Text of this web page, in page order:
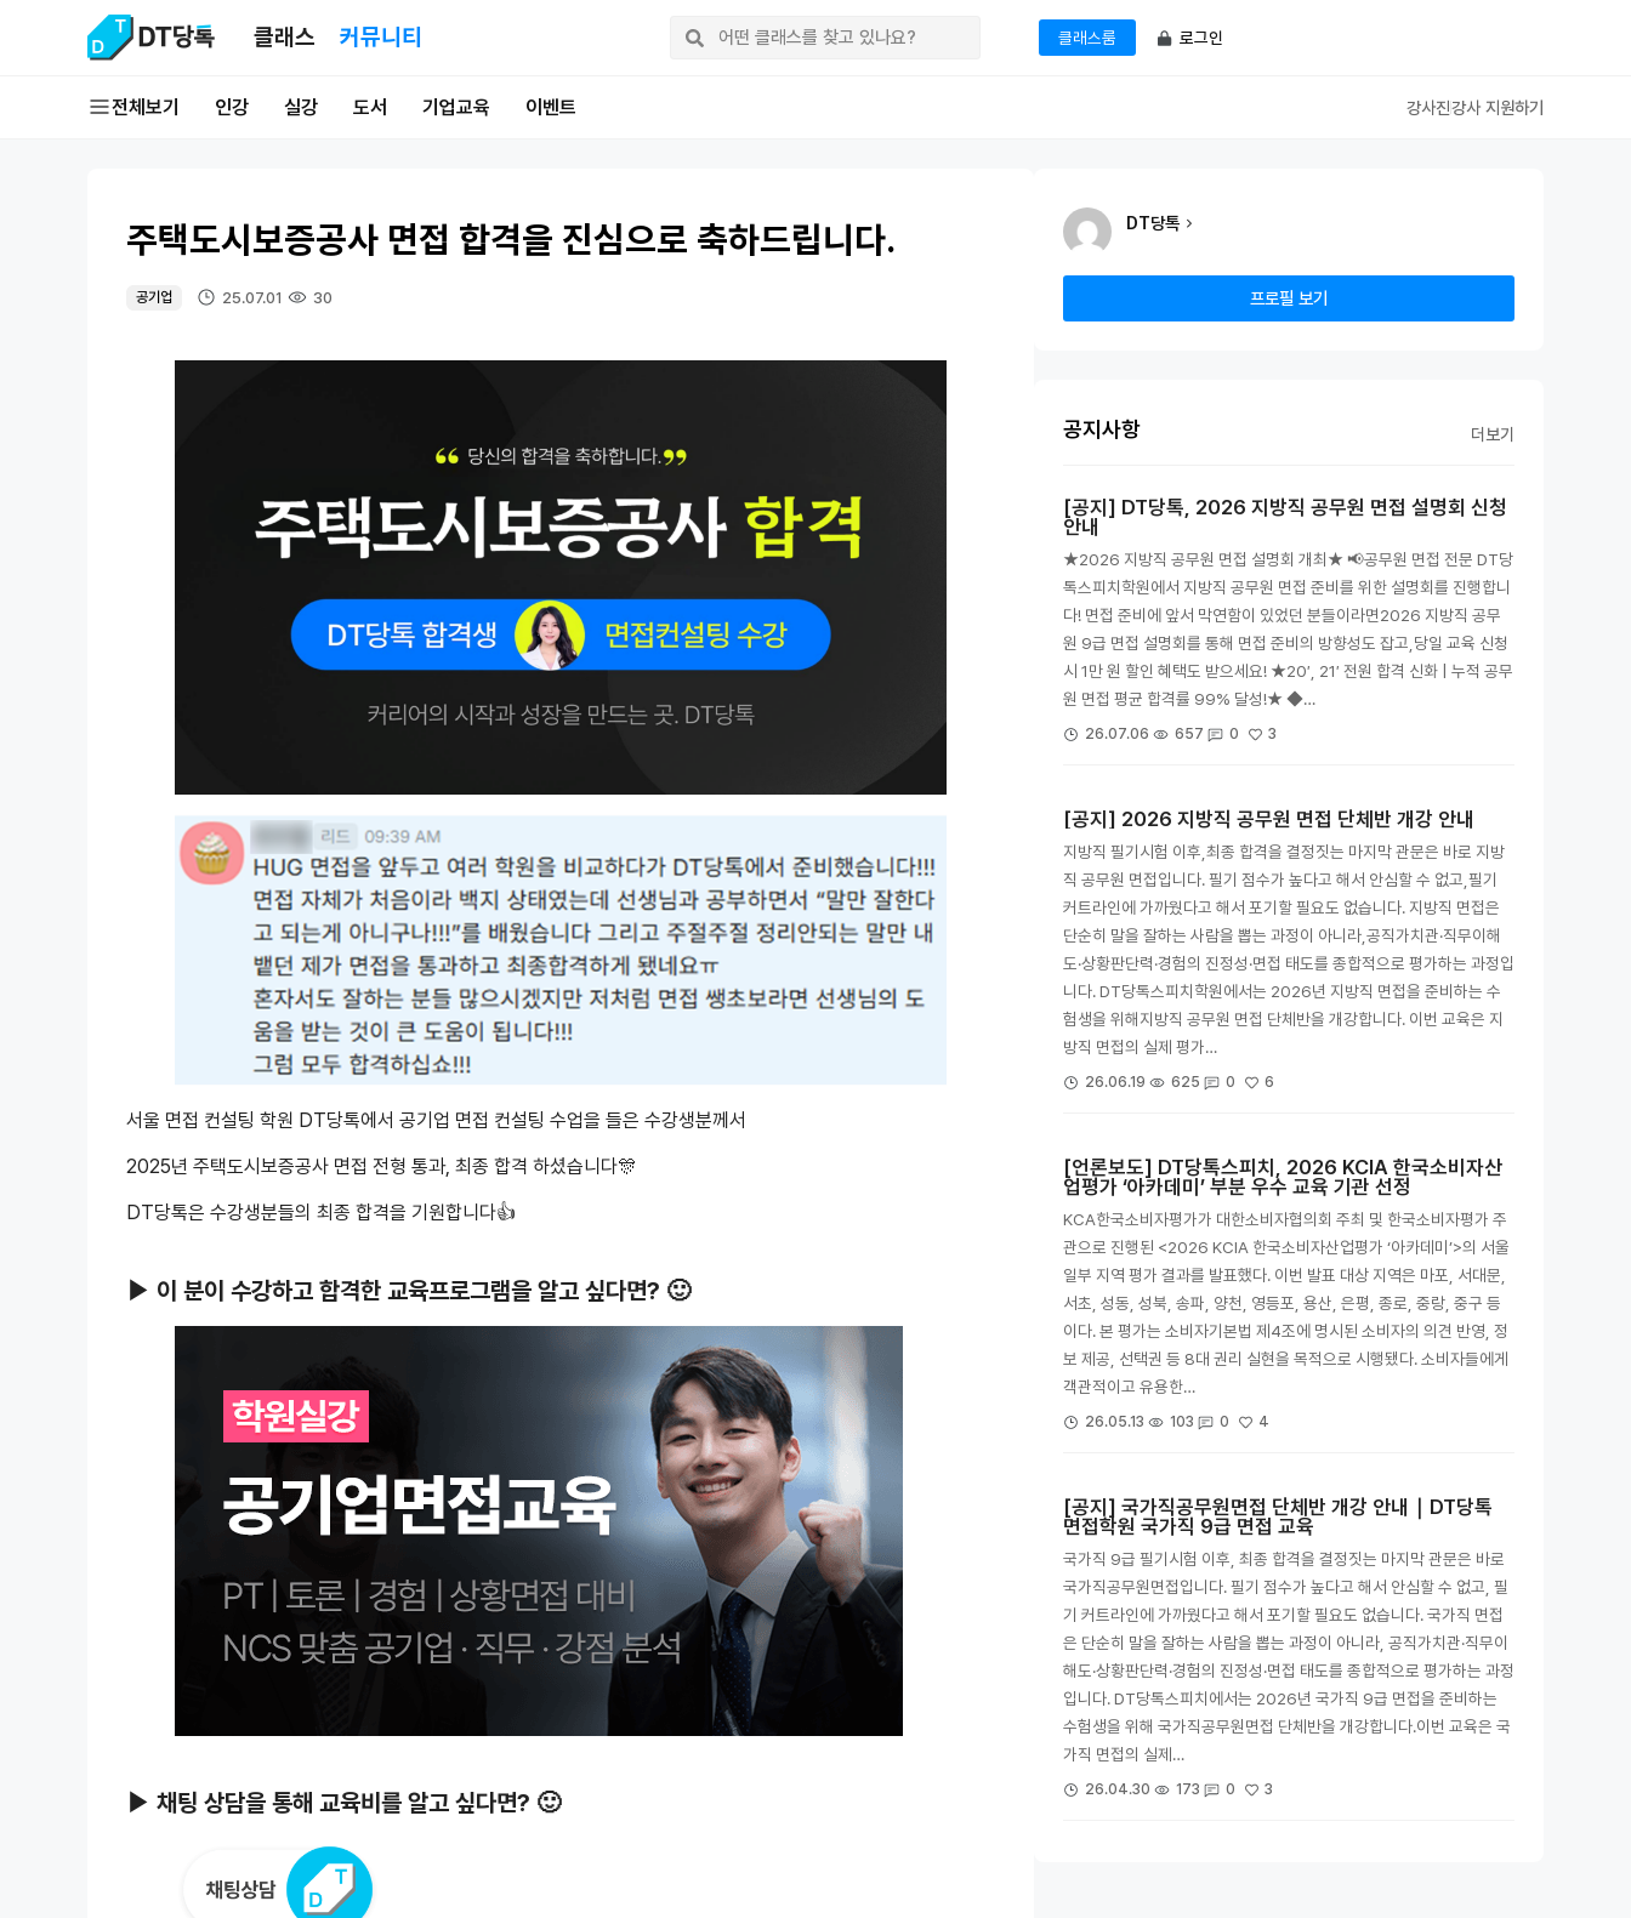
클래스 커뮤니티 클래스룸 로그인
전체보기 인강 실강 도서 기업교육 이벤트 강사진강사 지원하기
주택도시보증공사 면접 합격을 진심으로 축하드립니다.
공기업 25.07.01 30
서울 면접 컨설팅 학원 DT당톡에서 공기업 면접 컨설팅 수업을 들은 수강생분께서
2025년 주택도시보증공사 면접 전형 통과, 최종 합격 하셨습니다🎊
DT당톡은 수강생분들의 최종 합격을 기원합니다👍
▶ 이 분이 수강하고 합격한 교육프로그램을 알고 싶다면? 🙂
▶ 채팅 상담을 통해 교육비를 알고 싶다면? 🙂
DT당톡
프로필 보기
공지사항 더보기
[공지] DT당톡, 2026 지방직 공무원 면접 설명회 신청
안내
★2026 지방직 공무원 면접 설명회 개최★ 📢공무원 면접 전문 DT당
톡스피치학원에서 지방직 공무원 면접 준비를 위한 설명회를 진행합니
다! 면접 준비에 앞서 막연함이 있었던 분들이라면2026 지방직 공무
원 9급 면접 설명회를 통해 면접 준비의 방향성도 잡고,당일 교육 신청
시 1만 원 할인 혜택도 받으세요! ★20′, 21′ 전원 합격 신화 | 누적 공무
원 면접 평균 합격률 99% 달성!★ ◆…
26.07.06 657 0 3
[공지] 2026 지방직 공무원 면접 단체반 개강 안내
지방직 필기시험 이후,최종 합격을 결정짓는 마지막 관문은 바로 지방
직 공무원 면접입니다. 필기 점수가 높다고 해서 안심할 수 없고,필기
커트라인에 가까웠다고 해서 포기할 필요도 없습니다. 지방직 면접은
단순히 말을 잘하는 사람을 뽑는 과정이 아니라,공직가치관·직무이해
도·상황판단력·경험의 진정성·면접 태도를 종합적으로 평가하는 과정입
니다. DT당톡스피치학원에서는 2026년 지방직 면접을 준비하는 수
험생을 위해지방직 공무원 면접 단체반을 개강합니다. 이번 교육은 지
방직 면접의 실제 평가…
26.06.19 625 0 6
[언론보도] DT당톡스피치, 2026 KCIA 한국소비자산
업평가 ‘아카데미’ 부분 우수 교육 기관 선정
KCA한국소비자평가가 대한소비자협의회 주최 및 한국소비자평가 주
관으로 진행된 <2026 KCIA 한국소비자산업평가 ‘아카데미’>의 서울
일부 지역 평가 결과를 발표했다. 이번 발표 대상 지역은 마포, 서대문,
서초, 성동, 성북, 송파, 양천, 영등포, 용산, 은평, 종로, 중랑, 중구 등
이다. 본 평가는 소비자기본법 제4조에 명시된 소비자의 의견 반영, 정
보 제공, 선택권 등 8대 권리 실현을 목적으로 시행됐다. 소비자들에게
객관적이고 유용한…
26.05.13 103 0 4
[공지] 국가직공무원면접 단체반 개강 안내｜DT당톡
면접학원 국가직 9급 면접 교육
국가직 9급 필기시험 이후, 최종 합격을 결정짓는 마지막 관문은 바로
국가직공무원면접입니다. 필기 점수가 높다고 해서 안심할 수 없고, 필
기 커트라인에 가까웠다고 해서 포기할 필요도 없습니다. 국가직 면접
은 단순히 말을 잘하는 사람을 뽑는 과정이 아니라, 공직가치관·직무이
해도·상황판단력·경험의 진정성·면접 태도를 종합적으로 평가하는 과정
입니다. DT당톡스피치에서는 2026년 국가직 9급 면접을 준비하는
수험생을 위해 국가직공무원면접 단체반을 개강합니다.이번 교육은 국
가직 면접의 실제…
26.04.30 173 0 3